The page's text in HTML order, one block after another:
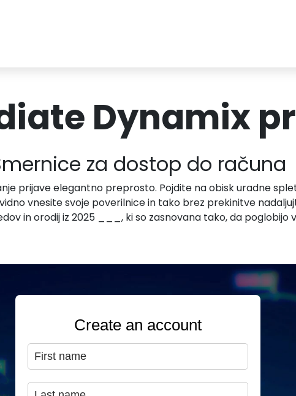
Dynamix
za dostop do računa
prijave elegantno preprosto. Pojdite na obisk uradne
vnesite svoje poverilnice in tako brez prekinitve
in orodij iz 2025 ___, ki so zasnovana tako, da poglobijo